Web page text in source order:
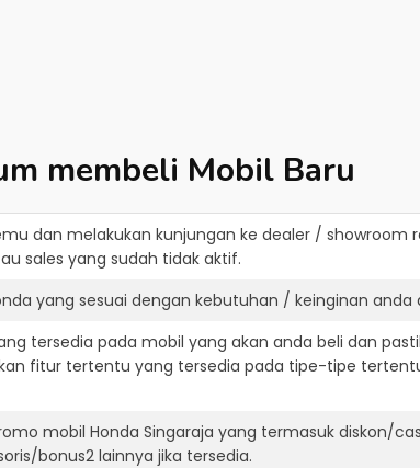
membeli Mobil Baru
dan melakukan kunjungan ke dealer / showroom
sales yang sudah tidak aktif.
yang sesuai dengan kebutuhan / keinginan
tersedia pada mobil yang akan anda beli dan
fitur tertentu yang tersedia pada tipe-tipe
mobil Honda Singaraja yang termasuk diskon/
bonus2 lainnya jika tersedia.